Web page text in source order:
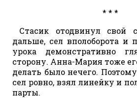
* * *
Стасик отодвинул свой
дальше, сел вполоборота и
урока демонстративно
сторону. Анна-Мария тоже
делать было нечего.
сел ровно, взял линейку и
парты.